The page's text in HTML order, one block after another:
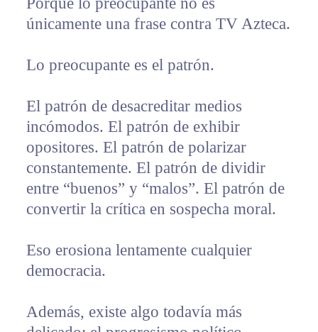
únicamente una frase contra TV Azteca.
Lo preocupante es el patrón.
El patrón de desacreditar medios
incómodos. El patrón de exhibir
opositores. El patrón de polarizar
constantemente. El patrón de dividir
entre “buenos” y “malos”. El patrón de
convertir la crítica en sospecha moral.
Eso erosiona lentamente cualquier
democracia.
Además, existe algo todavía más